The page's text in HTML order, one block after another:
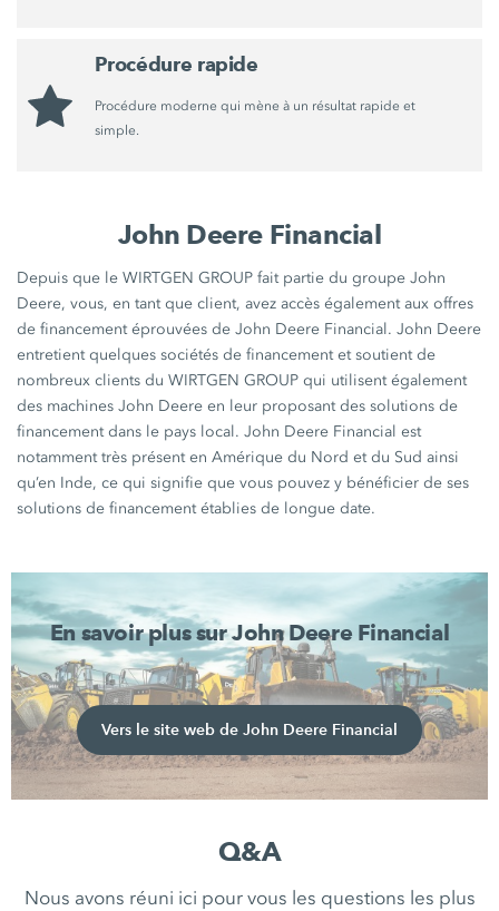
Procédure rapide
Procédure moderne qui mène à un résultat rapide et
simple.
John Deere Financial
Depuis que le WIRTGEN GROUP fait partie du groupe John
Deere, vous, en tant que client, avez accès également aux offres
de financement éprouvées de John Deere Financial. John Deere
entretient quelques sociétés de financement et soutient de
nombreux clients du WIRTGEN GROUP qui utilisent également
des machines John Deere en leur proposant des solutions de
financement dans le pays local. John Deere Financial est
notamment très présent en Amérique du Nord et du Sud ainsi
qu’en Inde, ce qui signifie que vous pouvez y bénéficier de ses
solutions de financement établies de longue date.
En savoir plus sur John Deere Financial
Vers le site web de John Deere Financial
Q&A
Nous avons réuni ici pour vous les questions les plus